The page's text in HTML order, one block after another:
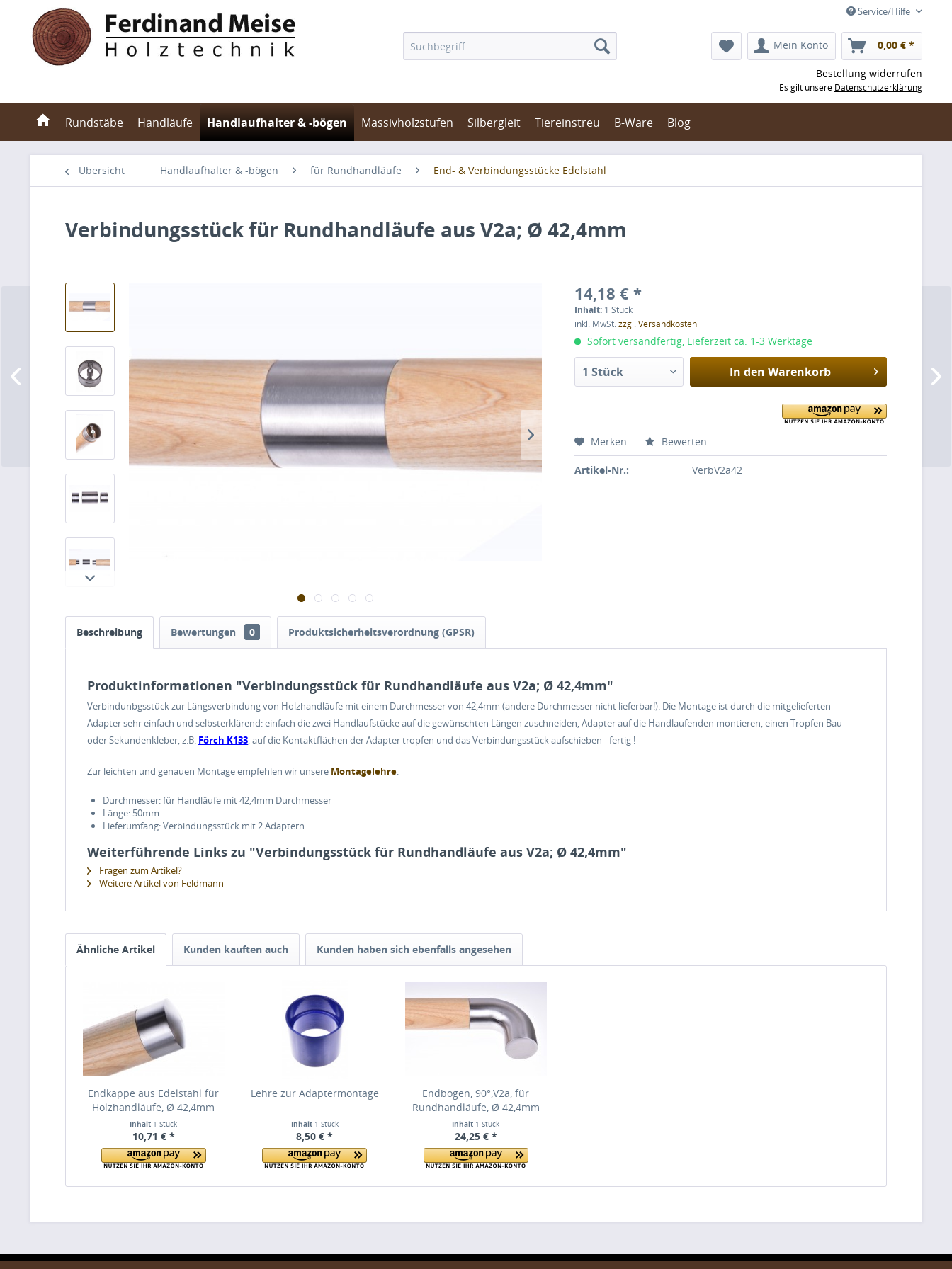
Service/Hilfe
Mein Konto 0,00 € *
Bestellung widerrufen
Es gilt unsere Datenschutzerklärung
Rundstäbe Handläufe Handlaufhalter & -bögen Massivholzstufen Silbergleit Tiereinstreu B-Ware Blog
Übersicht Handlaufhalter & -bögen für Rundhandläufe End- & Verbindungsstücke Edelstahl
Verbindungsstück für Rundhandläufe aus V2a; Ø 42,4mm
14,18 € *
Inhalt: 1 Stück
inkl. MwSt.zzgl. Versandkosten
Sofort versandfertig, Lieferzeit ca. 1-3 Werktage
In den Warenkorb
Merken Bewerten
Artikel-Nr.: VerbV2a42
Beschreibung Bewertungen 0 Produktsicherheitsverordnung (GPSR)
Produktinformationen "Verbindungsstück für Rundhandläufe aus V2a; Ø 42,4mm"
Verbindunbgsstück zur Längsverbindung von Holzhandläufe mit einem Durchmesser von 42,4mm (andere Durchmesser nicht lieferbar!). Die Montage ist durch die mitgelieferten
Adapter sehr einfach und selbsterklärend: einfach die zwei Handlaufstücke auf die gewünschten Längen zuschneiden, Adapter auf die Handlaufenden montieren, einen Tropfen Bau-
oder Sekundenkleber, z.B. Förch K133 , auf die Kontaktflächen der Adapter tropfen und das Verbindungsstück aufschieben - fertig !
Zur leichten und genauen Montage empfehlen wir unsere Montagelehre
Durchmesser: für Handläufe mit 42,4mm Durchmesser
Länge: 50mm
Lieferumfang: Verbindungsstück mit 2 Adaptern
Weiterführende Links zu "Verbindungsstück für Rundhandläufe aus V2a; Ø 42,4mm"
Fragen zum Artikel?
Weitere Artikel von Feldmann
Ähnliche Artikel Kunden kauften auch Kunden haben sich ebenfalls angesehen
Endkappe aus Edelstahl für
Holzhandläufe, Ø 42,4mm
Inhalt 1 Stück
10,71 € *
Lehre zur Adaptermontage
Inhalt 1 Stück
8,50 € *
Endbogen, 90°,V2a, für
Rundhandläufe, Ø 42,4mm
Inhalt 1 Stück
24,25 € *